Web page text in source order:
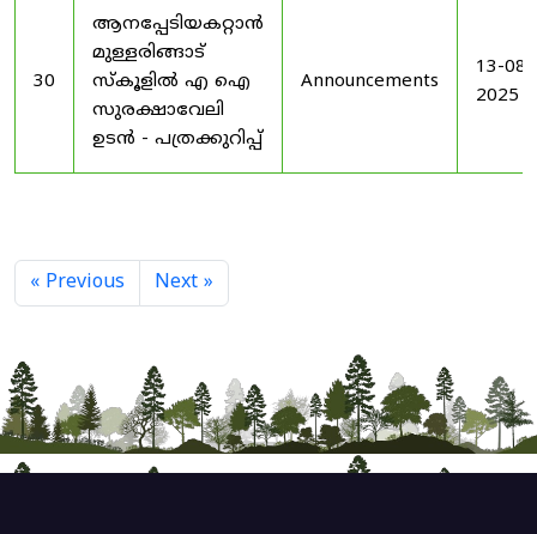
30
ആനപ്പേടിയകറ്റാൻ
മുള്ളരിങ്ങാട്
സ്കൂളിൽ എ ഐ
സുരക്ഷാവേലി
ഉടൻ - പത്രക്കുറിപ്പ്
Announcements
13-08-
2025
« Previous Next »